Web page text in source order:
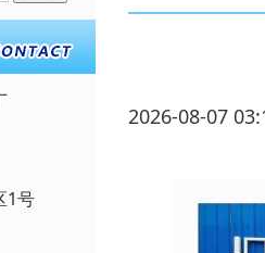
1号
2026-08-07